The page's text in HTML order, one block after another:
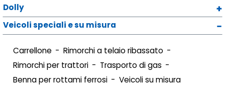
Dolly
Veicoli speciali e su misura
Carrellone
Rimorchi a telaio ribassato
Rimorchi per trattori
Trasporto di gas
Benna per rottami ferrosi
Veicoli su misura